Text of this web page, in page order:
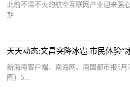
此前不温不火的航空互联网产业迎来强
期...
天天动态:文昌突降冰雹 市民体验“
新海南客户端、南海网、南国都市报5
图）5...